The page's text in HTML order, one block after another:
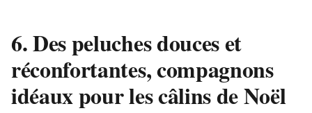
6. Des peluches douces et
réconfortantes, compagnons
idéaux pour les câlins de Noël